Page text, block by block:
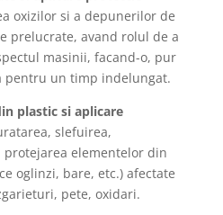
oxizilor si a depunerilor de
prelucrate, avand rolul de a
masinii, facand-o, pur
pentru un timp indelungat.
plastic si aplicare
slefuirea,
protejarea elementelor din
oglinzi, bare, etc.) afectate
pete, oxidari.